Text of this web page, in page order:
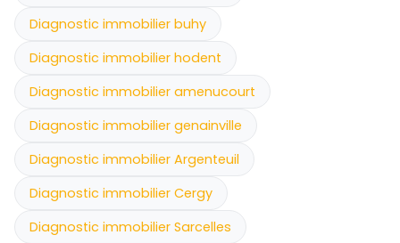
Diagnostic immobilier buhy
Diagnostic immobilier hodent
Diagnostic immobilier amenucourt
Diagnostic immobilier genainville
Diagnostic immobilier Argenteuil
Diagnostic immobilier Cergy
Diagnostic immobilier Sarcelles